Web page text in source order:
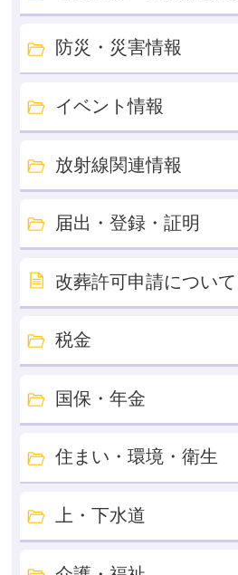
防災・災害情報
イベント情報
放射線関連情報
届出・登録・証明
改葬許可申請について
税金
国保・年金
住まい・環境・衛生
上・下水道